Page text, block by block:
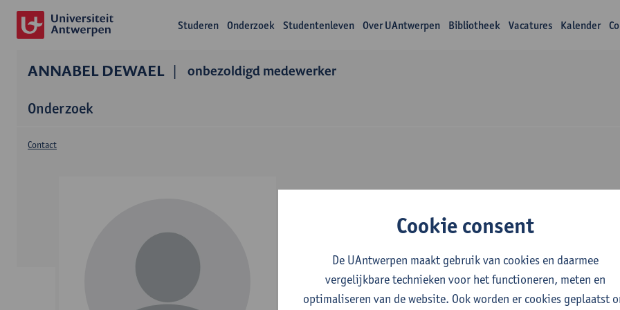
Studeren Onderzoek Studentenleven Over UAntwerpen Bibliotheek Vacatures Kalender
ANNABEL DEWAEL onbezoldigd medewerker
Onderzoek
Over Annabel
Contact
Cookie consent
De UAntwerpen maakt gebruik van cookies en daarmee
vergelijkbare technieken voor het functioneren, meten en
optimaliseren van de website. Ook worden er cookies geplaatst